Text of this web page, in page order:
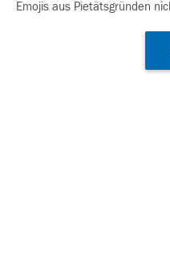
Emojis aus Pietätsgründen